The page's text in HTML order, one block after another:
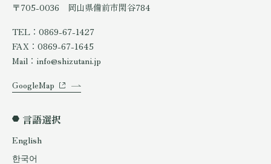
〒705-0036 岡山県備前市閑谷784
TEL：0869-67-1427
FAX：0869-67-1645
Mail：info@shizutani.jp
GoogleMap
言語選択
English
한국어